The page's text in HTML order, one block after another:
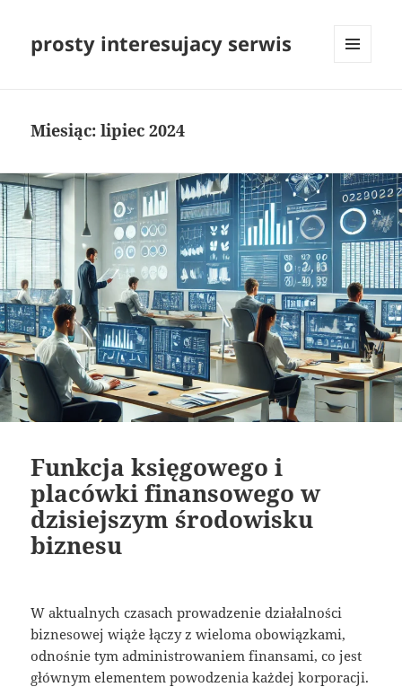
prosty interesujacy serwis
Miesiąc:lipiec 2024
Funkcja księgowego i
placówki finansowego w
dzisiejszym środowisku
biznesu
W aktualnych czasach prowadzenie działalności
biznesowej wiąże łączy z wieloma obowiązkami,
odnośnie tym administrowaniem finansami, co jest
głównym elementem powodzenia każdej korporacji.